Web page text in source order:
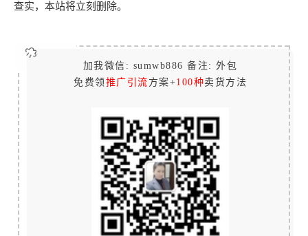
查实，本站将立刻删除。
加我微信: sumwb886 备注: 外包
免费领 推广引流 方案+100种卖货方法